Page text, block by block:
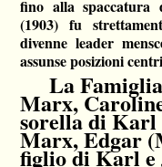
fino alla spaccatura
(1903) fu
divenne leader
assunse posizioni
La
Marx,
sorella di
Marx, Edgar
figlio di Karl e